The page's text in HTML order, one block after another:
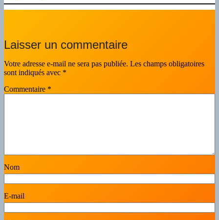
Laisser un commentaire
Votre adresse e-mail ne sera pas publiée. Les champs obligatoires
sont indiqués avec *
Commentaire *
Nom
E-mail